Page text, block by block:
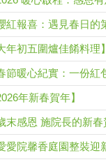
紅報喜：遇見春日的
年初五圍爐佳餚料理】
節暖心紀實：一份紅
年新春賀年】
末感恩 施院長的新春
愛院馨香庭園整裝迎